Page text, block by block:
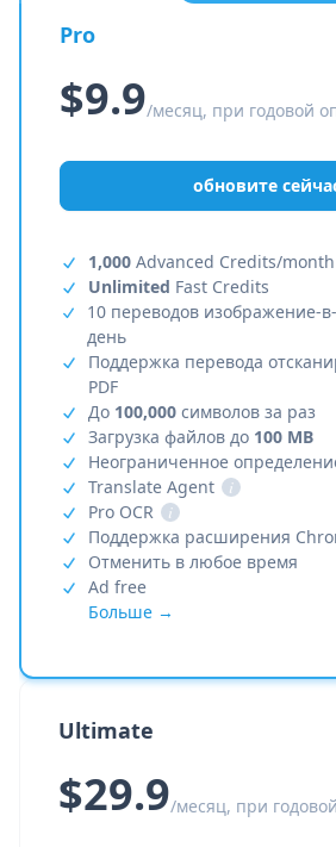
Pro
$9.9/месяц, при годовой
обновите
1,000 Advanced Credits/month
Unlimited Fast Credits
10 переводов изображение-
день
Поддержка перевода
PDF
До 100,000 символов за раз
Загрузка файлов до 100 MB
Неограниченное
Translate Agent
i
Pro OCR
i
Поддержка расширения
Отменить в любое время
Ad free
Больше →
Ultimate
$29.9/месяц, при